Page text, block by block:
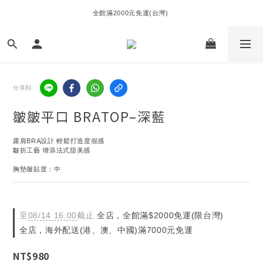
全館滿2000元免運(台灣)
分享到
皺皺平口 BRATOP–深藍
露肩BRA設計 輕鬆打造度假感
皺折工藝 增添法式甜美感
胸墊服貼度：中
至08/14 16:00截止 全店，全館滿$2000免運(限台灣)
全店，海外配送(港、澳、中國)滿7000元免運
NT$980